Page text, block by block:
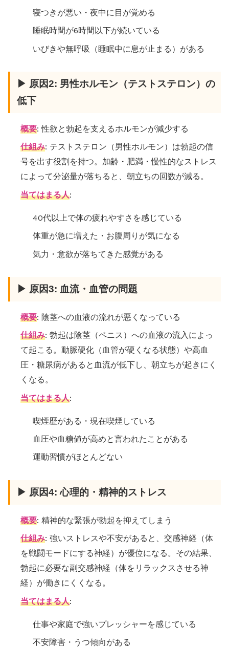
寝つきが悪い・夜中に目が覚める
睡眠時間が6時間以下が続いている
いびきや無呼吸（睡眠中に息が止まる）がある
▶ 原因2: 男性ホルモン（テストステロン）の
低下
概要: 性欲と勃起を支えるホルモンが減少する
仕組み: テストステロン（男性ホルモン）は勃起の信
号を出す役割を持つ。加齢・肥満・慢性的なストレス
によって分泌量が落ちると、朝立ちの回数が減る。
当てはまる人:
40代以上で体の疲れやすさを感じている
体重が急に増えた・お腹周りが気になる
気力・意欲が落ちてきた感覚がある
▶ 原因3: 血流・血管の問題
概要: 陰茎への血液の流れが悪くなっている
仕組み: 勃起は陰茎（ペニス）への血液の流入によっ
て起こる。動脈硬化（血管が硬くなる状態）や高血
圧・糖尿病があると血流が低下し、朝立ちが起きにく
くなる。
当てはまる人:
喫煙歴がある・現在喫煙している
血圧や血糖値が高めと言われたことがある
運動習慣がほとんどない
▶ 原因4: 心理的・精神的ストレス
概要: 精神的な緊張が勃起を抑えてしまう
仕組み: 強いストレスや不安があると、交感神経（体
を戦闘モードにする神経）が優位になる。その結果、
勃起に必要な副交感神経（体をリラックスさせる神
経）が働きにくくなる。
当てはまる人:
仕事や家庭で強いプレッシャーを感じている
不安障害・うつ傾向がある